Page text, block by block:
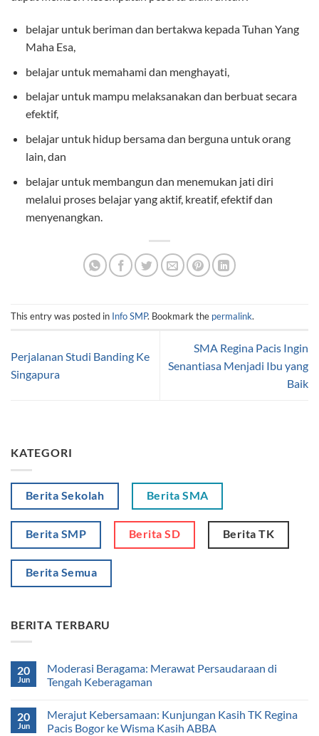
belajar untuk beriman dan bertakwa kepada Tuhan Yang
Maha Esa,
belajar untuk memahami dan menghayati,
belajar untuk mampu melaksanakan dan berbuat secara
efektif,
belajar untuk hidup bersama dan berguna untuk orang
lain, dan
belajar untuk membangun dan menemukan jati diri
melalui proses belajar yang aktif, kreatif, efektif dan
menyenangkan.
This entry was posted in Info SMP. Bookmark the permalink.
Perjalanan Studi Banding Ke
Singapura
SMA Regina Pacis Ingin
Senantiasa Menjadi Ibu yang
Baik
KATEGORI
Berita Sekolah Berita SMA
Berita SMP Berita SD Berita TK
Berita Semua
BERITA TERBARU
20
Jun
Moderasi Beragama: Merawat Persaudaraan di
Tengah Keberagaman
20
Jun
Merajut Kebersamaan: Kunjungan Kasih TK Regina
Pacis Bogor ke Wisma Kasih ABBA